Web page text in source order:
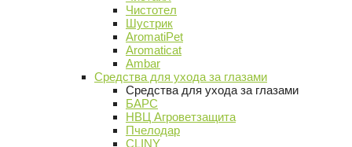
Чистотел
Шустрик
AromatiPet
Aromaticat
Ambar
Средства для ухода за глазами
Средства для ухода за глазами
БАРС
НВЦ Агроветзащита
Пчелодар
CLINY